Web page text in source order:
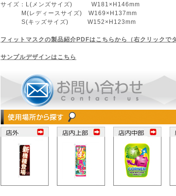
サイズ：L(メンズサイズ) W181×H146mm
M(レディースサイズ) W169×H137mm
S(キッズサイズ) W152×H123mm
フィットマスクの製品紹介PDFはこちらから（右クリックで
サンプルデザインはこちら